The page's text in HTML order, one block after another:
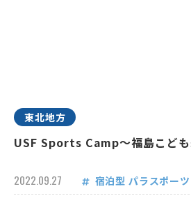
東北地方
USF Sports Camp～福島こど
2022.09.27 宿泊型 パラスポーツ